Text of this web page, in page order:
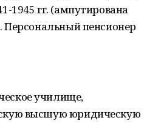
1945 гг. (ампутирована
Персональный пенсионер
училище,
высшую юридическую